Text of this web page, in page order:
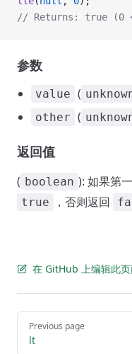
// Returns: true (0
参数
value (
other (
返回值
( boolean ): 如果第
true ，否则返回
在 GitHub 上编辑此
Pager
Previous page
lt